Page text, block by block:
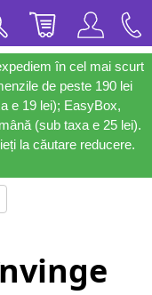
în cel mai scurt
de peste 190 lei
e 19 lei); EasyBox,
(sub taxa e 25 lei).
la căutare reducere.